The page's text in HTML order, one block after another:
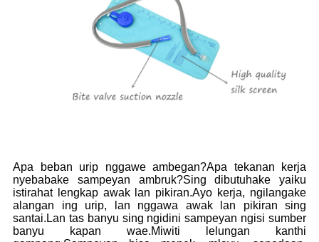
Apa beban urip nggawe ambegan?Apa tekanan kerja
nyebabake sampeyan ambruk?Sing dibutuhake yaiku
istirahat lengkap awak lan pikiran.Ayo kerja, ngilangake
alangan ing urip, lan nggawa awak lan pikiran sing
santai.Lan tas banyu sing ngidini sampeyan ngisi sumber
banyu kapan wae.Miwiti lelungan kanthi